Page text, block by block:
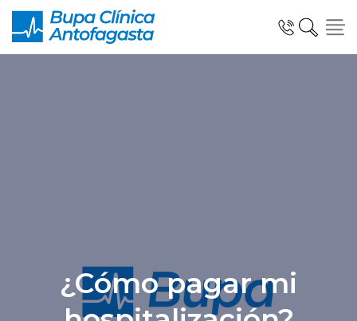
Click acá para ir directamente al contenido
Urgencias¿Cómo pagar mi